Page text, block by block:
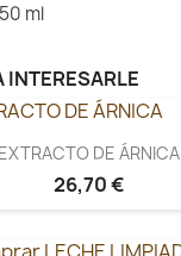
ml
EXTRACTO DE ÁRNICA
26,70 €